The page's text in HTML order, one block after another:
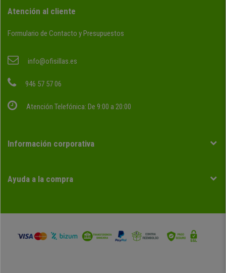
Atención al cliente
Formulario de Contacto y Presupuestos
info@ofisillas.es
946 57 57 06
Atención Telefónica: De 9:00 a 20:00
Información corporativa
Ayuda a la compra